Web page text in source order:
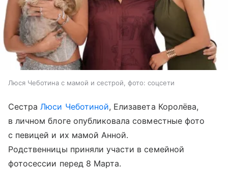
Люся Чеботина с мамой и сестрой, фото: соцсети
СестраЛюси Чеботиной, Елизавета Королёва,
в личном блоге опубликовала совместные фото
с певицей и их мамой Анной.
Родственницы приняли участи в семейной
фотосессии перед 8 Марта.